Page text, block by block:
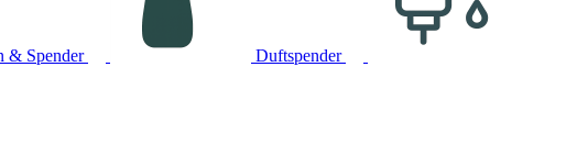
& Spender
Duftspender